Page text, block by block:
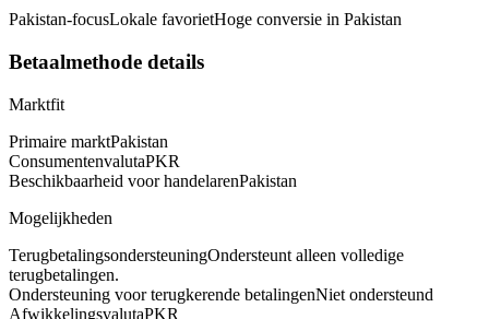
Pakistan-focusLokale favorietHoge conversie in Pakistan
Betaalmethode details
Marktfit
Primaire marktPakistan
ConsumentenvalutaPKR
Beschikbaarheid voor handelarenPakistan
Mogelijkheden
TerugbetalingsondersteuningOndersteunt alleen volledige
terugbetalingen.
Ondersteuning voor terugkerende betalingenNiet ondersteund
AfwikkelingsvalutaPKR